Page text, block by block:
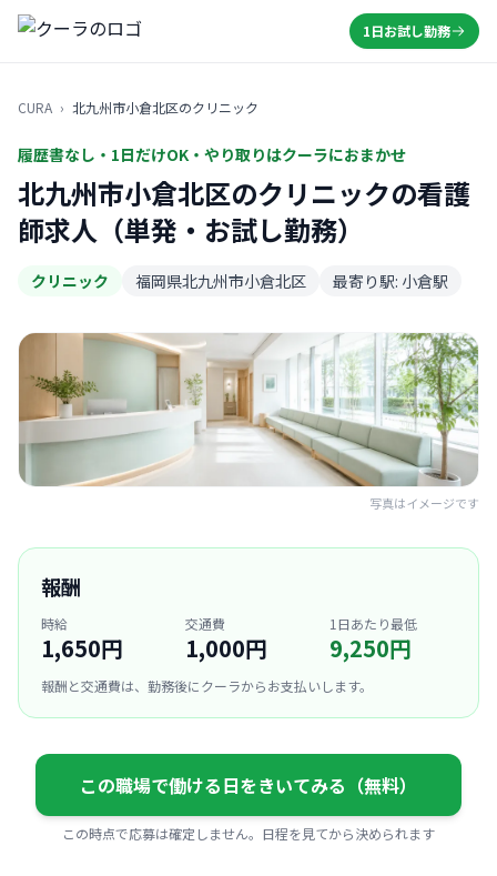
1日お試し勤務
CURA › 北九州市小倉北区のクリニック
履歴書なし・1日だけOK・やり取りはクーラにおまかせ
北九州市小倉北区のクリニックの看護
師求人（単発・お試し勤務）
クリニック 福岡県北九州市小倉北区 最寄り駅: 小倉駅
写真はイメージです
報酬
時給
1,650円
交通費
1,000円
1日あたり最低
9,250円
報酬と交通費は、勤務後にクーラからお支払いします。
この職場で働ける日をきいてみる（無料）
この時点で応募は確定しません。日程を見てから決められます